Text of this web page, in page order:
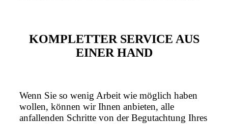
KOMPLETTER SERVICE AUS
EINER HAND
Wenn Sie so wenig Arbeit wie möglich haben
wollen, können wir Ihnen anbieten, alle
anfallenden Schritte von der Begutachtung Ihres